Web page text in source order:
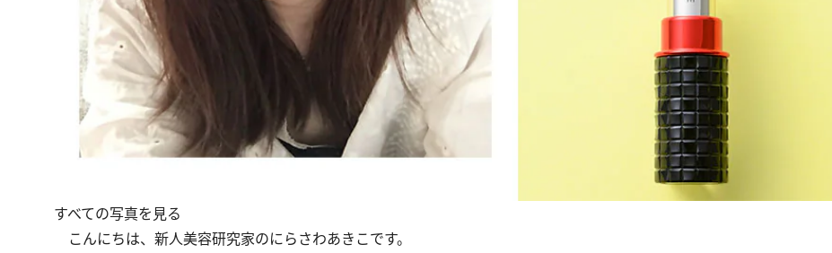
すべての写真を見る
こんにちは、新人美容研究家のにらさわあきこです。